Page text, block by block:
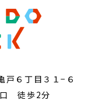
６丁目３１−６
口 徒歩2分